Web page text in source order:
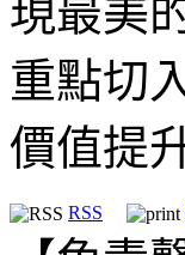
現最美
重點切
價值提
RSS